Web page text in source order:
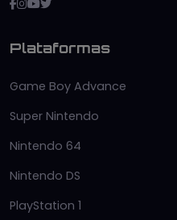
Plataformas
Game Boy Advance
Super Nintendo
Nintendo 64
Nintendo DS
PlayStation 1